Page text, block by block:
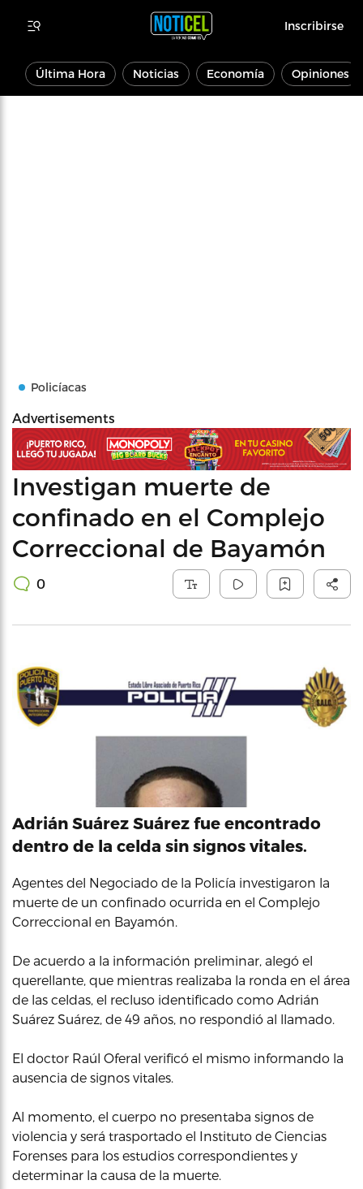
Inscribirse
Última Hora Noticias Economía Opiniones
Policíacas
Advertisements
Investigan muerte de
confinado en el Complejo
Correccional de Bayamón
0
Adrián Suárez Suárez fue encontrado
dentro de la celda sin signos vitales.
Agentes del Negociado de la Policía investigaron la
muerte de un confinado ocurrida en el Complejo
Correccional en Bayamón.
De acuerdo a la información preliminar, alegó el
querellante, que mientras realizaba la ronda en el área
de las celdas, el recluso identificado como Adrián
Suárez Suárez, de 49 años, no respondió al llamado.
El doctor Raúl Oferal verificó el mismo informando la
ausencia de signos vitales.
Al momento, el cuerpo no presentaba signos de
violencia y será trasportado el Instituto de Ciencias
Forenses para los estudios correspondientes y
determinar la causa de la muerte.